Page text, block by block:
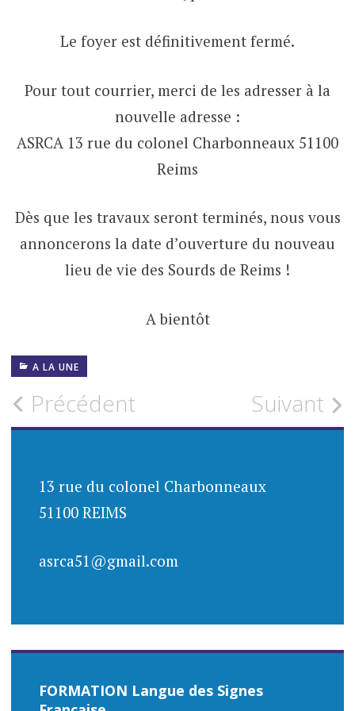
Le foyer est définitivement fermé.
Pour tout courrier, merci de les adresser à la
nouvelle adresse :
ASRCA 13 rue du colonel Charbonneaux 51100
Reims
Dès que les travaux seront terminés, nous vous
annoncerons la date d’ouverture du nouveau
lieu de vie des Sourds de Reims !
A bientôt
A LA UNE
Navigation
des
articles
Précédent Suivant
13 rue du colonel Charbonneaux
51100 REIMS
asrca51@gmail.com
FORMATION Langue des Signes